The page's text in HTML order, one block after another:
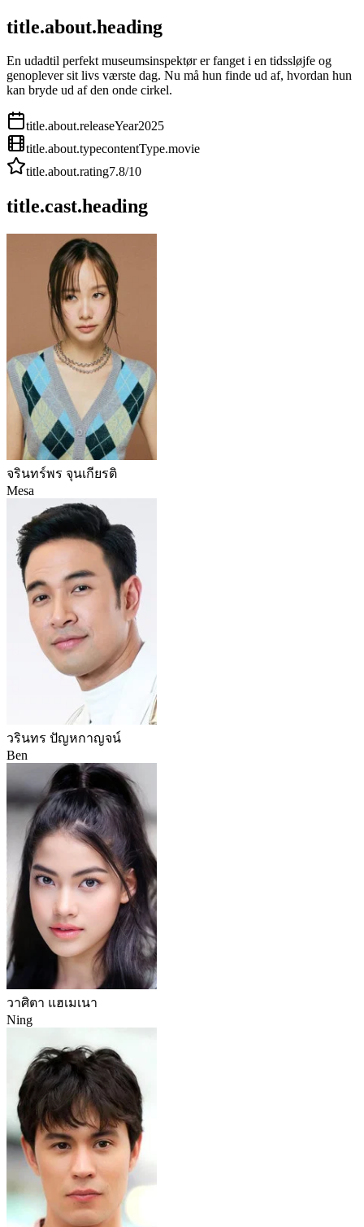
title.about.heading
En udadtil perfekt museumsinspektør er fanget i en tidssløjfe og
genoplever sit livs værste dag. Nu må hun finde ud af, hvordan hun
kan bryde ud af den onde cirkel.
title.about.releaseYear2025
title.about.typecontentType.movie
title.about.rating7.8/10
title.cast.heading
จรินทร์พร จุนเกียรติ
Mesa
วรินทร ปัญหกาญจน์
Ben
วาศิตา แฮเมเนา
Ning